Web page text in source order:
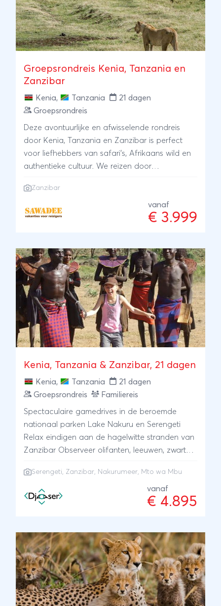
Groepsrondreis Kenia, Tanzania en
Zanzibar
Kenia, Tanzania
21 dagen
Groepsrondreis
Deze avontuurlijke en afwisselende rondreis
door Kenia, Tanzania en Zanzibar is perfect
voor liefhebbers van safari's, Afrikaans wild en
authentieke cultuur. We reizen door
naar wild tijdens safari's, ontmoeten de kleurrijke
Maasai en sluiten de reis ontspannen af op het
betoverende specerijeneiland Zanzibar.Deze
Afrika verloopt zelden helemaal volgens plan,
wegen kunnen hobbelig zijn en we staan vaak
vroeg op om zoveel mogelijk van deze
prachtige landen te zien. We overnachten deels
in lodges, maar wat deze reis écht bijzonder
maakt, zijn de kampeernachten midden in de
natuur, tussen het wild en onder een
indrukwekkende sterrenhemel. Een waar
Zanzibar
vanaf
€ 3.999
Kenia, Tanzania & Zanzibar, 21 dagen
Kenia, Tanzania
21 dagen
Groepsrondreis
Familiereis
Spectaculaire gamedrives in de beroemde
nationaal parken Lake Nakuru en Serengeti
Relax eindigen aan de hagelwitte stranden van
Zanzibar Observeer olifanten, leeuwen, zwarte
habitat Bezoek Massaidorp nabij Mto wa Mbu
Serengeti Zanzibar Nakurumeer , Mto wa Mbu
vanaf
€ 4.895